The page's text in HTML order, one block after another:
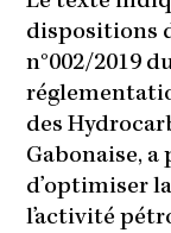
dispositions
n°002/2019
des
Gabonaise,
d’optimiser
l’activité